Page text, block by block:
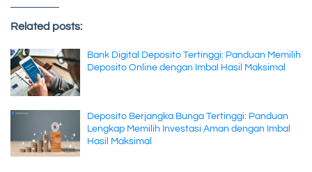
Related posts:
Bank Digital Deposito Tertinggi: Panduan Memilih
Deposito Online dengan Imbal Hasil Maksimal
Deposito Berjangka Bunga Tertinggi: Panduan
Lengkap Memilih Investasi Aman dengan Imbal
Hasil Maksimal